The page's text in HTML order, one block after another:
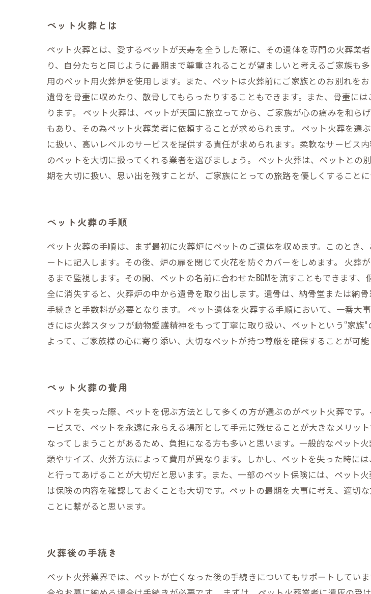
ペット火葬とは
ペット火葬とは、愛するペットが天寿を全うした際に、その遺体を専門の火葬業
り、自分たちと同じように最期まで尊重されることが望ましいと考えるご家族も
用のペット用火葬炉を使用します。また、ペットは火葬前にご家族とのお別れを
遺骨を骨壷に収めたり、散骨してもらったりすることもできます。また、骨壷に
ります。 ペット火葬は、ペットが天国に旅立ってから、ご家族が心の痛みを和
もあり、その為ペット火葬業者に依頼することが求められます。 ペット火葬を
に扱い、高いレベルのサービスを提供する責任が求められます。柔軟なサービス
のペットを大切に扱ってくれる業者を選びましょう。 ペット火葬は、ペットと
期を大切に扱い、思い出を残すことが、ご家族にとっての旅路を優しくすることに
ペット火葬の手順
ペット火葬の手順は、まず最初に火葬炉にペットのご遺体を収めます。このとき
ートに記入します。その後、炉の扉を閉じて火花を防ぐカバーをしめます。 火
るまで監視します。その間、ペットの名前に合わせたBGMを流すこともできます
全に消失すると、火葬炉の中から遺骨を取り出します。遺骨は、納骨堂または納
手続きと手数料が必要となります。 ペット遺体を火葬する手順において、一番大
きには火葬スタッフが動物愛護精神をもって丁寧に取り扱い、ペットという“家
よって、ご家族様の心に寄り添い、大切なペットが持つ尊厳を確保することが可能
ペット火葬の費用
ペットを失った際、ペットを偲ぶ方法として多くの方が選ぶのがペット火葬です
ービスで、ペットを永遠に永らえる場所として手元に残せることが大きなメリッ
なってしまうことがあるため、負担になる方も多いと思います。一般的なペット
類やサイズ、火葬方法によって費用が異なります。しかし、ペットを失った時に
と行ってあげることが大切だと思います。また、一部のペット保険には、ペット
は保険の内容を確認しておくことも大切です。ペットの最期を大事に考え、適切
ことに繋がると思います。
火葬後の手続き
ペット火葬業界では、ペットが亡くなった後の手続きについてもサポートしてい